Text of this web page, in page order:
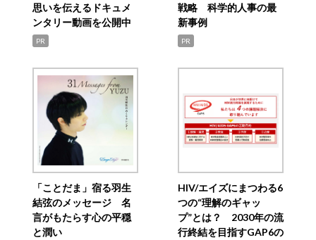
思いを伝えるドキュメ
ンタリー動画を公開中
PR
戦略 科学的人事の最
新事例
PR
「ことだま」宿る羽生
結弦のメッセージ 名
言がもたらす心の平穏
と潤い
HIV/エイズにまつわる6
つの“理解のギャッ
プ”とは？ 2030年の流
行終結を目指すGAP6の